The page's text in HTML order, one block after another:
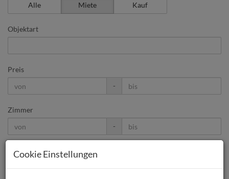
Alle
Miete Kauf
Objektart
Preis
-
Zimmer
-
Wohnfläche (von/bis)
-
Cookie Einstellungen